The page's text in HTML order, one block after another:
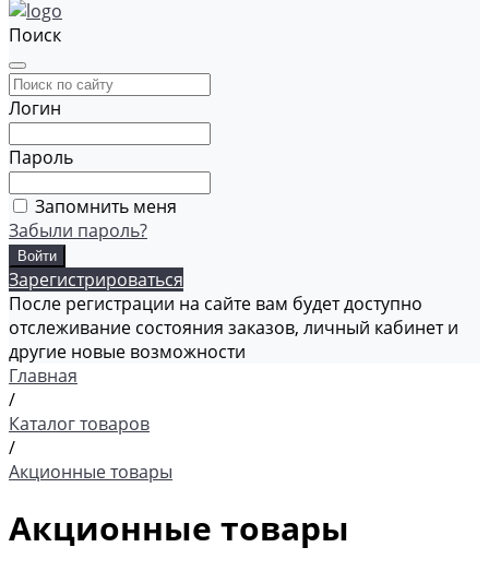
Поиск
Логин
Пароль
Запомнить меня
Забыли пароль?
Зарегистрироваться
После регистрации на сайте вам будет доступно
отслеживание состояния заказов, личный кабинет и
другие новые возможности
Главная
/
Каталог товаров
/
Акционные товары
Акционные товары